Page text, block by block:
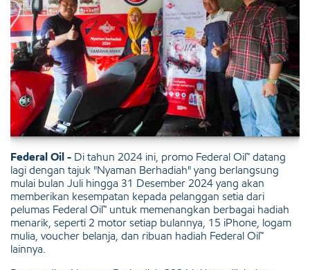
Federal Oil - Di tahun 2024 ini, promo Federal Oil™ datang
lagi dengan tajuk "Nyaman Berhadiah" yang berlangsung
mulai bulan Juli hingga 31 Desember 2024 yang akan
memberikan kesempatan kepada pelanggan setia dari
pelumas Federal Oil™ untuk memenangkan berbagai hadiah
menarik, seperti 2 motor setiap bulannya, 15 iPhone, logam
mulia, voucher belanja, dan ribuan hadiah Federal Oil™
lainnya.